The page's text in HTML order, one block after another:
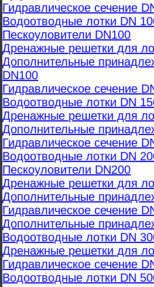
Гидравлическое сечение
Водоотводные лотки DN
Пескоуловители DN100
Дренажные решетки для
Дополнительные
DN100
Гидравлическое сечение
Водоотводные лотки DN
Дренажные решетки для
Дополнительные
Гидравлическое сечение
Водоотводные лотки DN
Пескоуловители DN200
Дренажные решетки для
Дополнительные
Гидравлическое сечение
Дополнительные
Водоотводные лотки DN
Дренажные решетки для
Гидравлическое сечение
Водоотводные лотки DN